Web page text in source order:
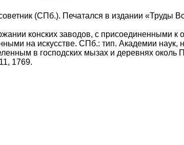
(СПб.). Печатался в издании «Труды
конских заводов, с присоединенными к
на искусстве. СПб.: тип. Академии наук,
в господских мызах и деревнях околь
1769.